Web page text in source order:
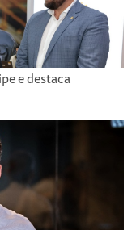
e destaca